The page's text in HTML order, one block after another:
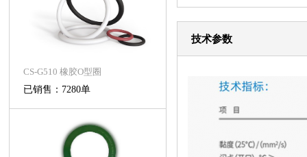
CS-G510 橡胶O型圈
已销售：7280单
技术参数